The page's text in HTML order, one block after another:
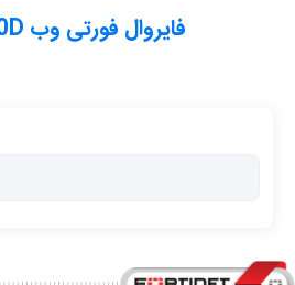
فایروال فورتی وب FWB-600D